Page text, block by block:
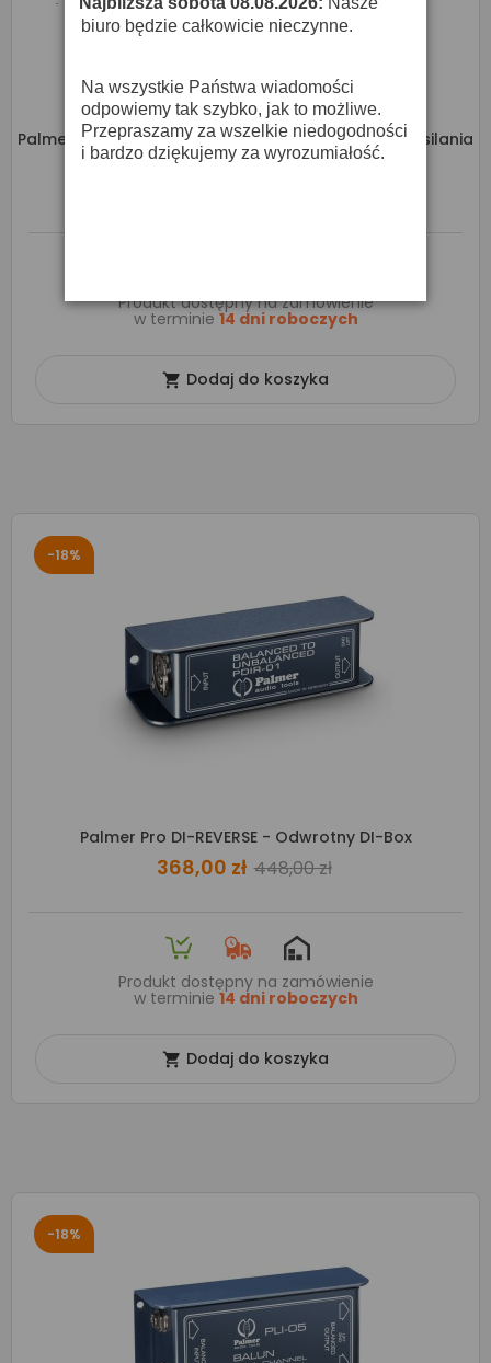
Palmer Pro PAN 48 - 2-Kanałowe Urządzenie Do Zasilania
Phantom
Produkt dostępny na zamówienie
w terminie 14 dni roboczych
 Dodaj do koszyka
-18%
Palmer Pro DI-REVERSE - Odwrotny DI-Box
368,00 zł 448,00 zł
Produkt dostępny na zamówienie
w terminie 14 dni roboczych
 Dodaj do koszyka
-18%
·
biuro będzie całkowicie nieczynne.
Na wszystkie Państwa wiadomości
odpowiemy tak szybko, jak to możliwe.
Przepraszamy za wszelkie niedogodności
i bardzo dziękujemy za wyrozumiałość.